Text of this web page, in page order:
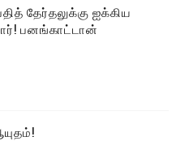
தேர்தலுக்கு ஐக்கிய
பனங்காட்டான்